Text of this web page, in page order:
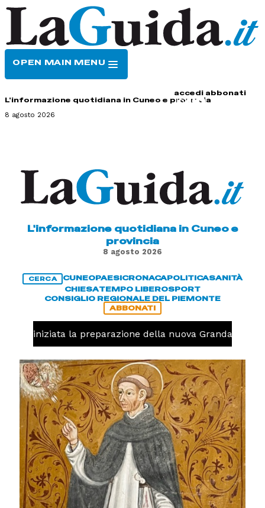
OPEN MAIN MENU
accedi abbonati
L'informazione quotidiana in Cuneo e provincia
8 agosto 2026
L'informazione quotidiana in Cuneo e
provincia
8 agosto 2026
CERCA CUNEOPAESICRONACAPOLITICASANITÀ
CHIESATEMPO LIBEROSPORT
CONSIGLIO REGIONALE DEL PIEMONTE
ABBONATI
iniziata la preparazione della nuova Granda Volley